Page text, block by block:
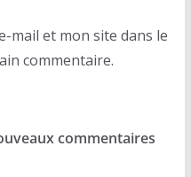
mail et mon site dans le
commentaire.
commentaires